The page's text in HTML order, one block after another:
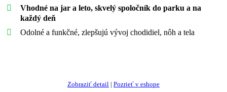
Vhodné na jar a leto, skvelý spoločník do parku a na
každý deň
Odolné a funkčné, zlepšujú vývoj chodidiel, nôh a tela
Zobraziť detail | Pozrieť v eshope